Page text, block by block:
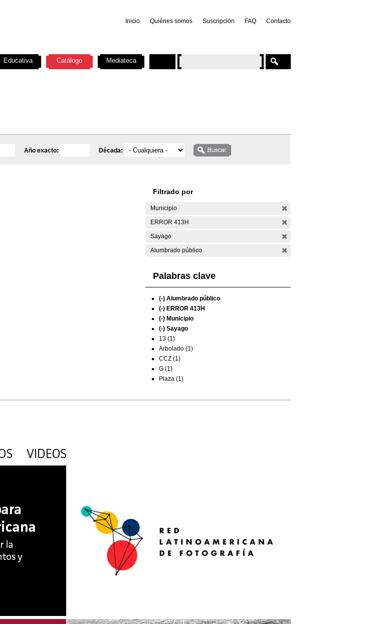
Inicio Quiénes somos Suscripción FAQ Contacto
Año exacto: Década:
Filtrado por
Municipio
ERROR 413H
Sayago
Alumbrado público
Palabras clave
(-) Alumbrado público
(-) ERROR 413H
(-) Municipio
(-) Sayago
13 (1)
Arbolado (1)
CCZ (1)
G (1)
Plaza (1)
Educativa Catálogo Mediateca